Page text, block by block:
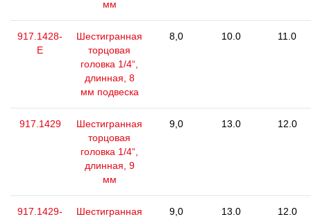
мм
917.1428-
E
Шестигранная
торцовая
головка 1/4“,
длинная, 8
мм подвеска
8,0 10.0 11.0
917.1429
Шестигранная
торцовая
головка 1/4“,
длинная, 9
мм
9,0 13.0 12.0
917.1429-
Шестигранная
9,0 13.0 12.0